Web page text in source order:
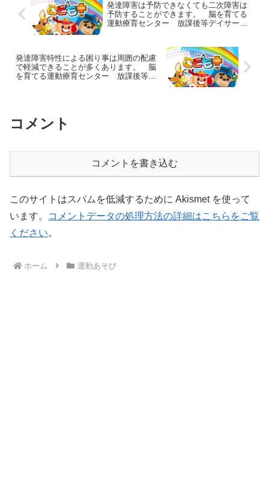
発達障害は予防できなくても二次障害は
予防することができます。 脳を育てる
運動療育センター 放課後等デイサービ
発達障害特性による困り事は周囲の配慮
で軽減できることが多くあります。 脳
を育てる運動療育センター 放課後等デ
コメント
コメントを書き込む
このサイトはスパムを低減するために Akismet を使って
います。
コメントデータの処理方法の詳細はこちらをご覧
ください。
ホーム 運動あそび